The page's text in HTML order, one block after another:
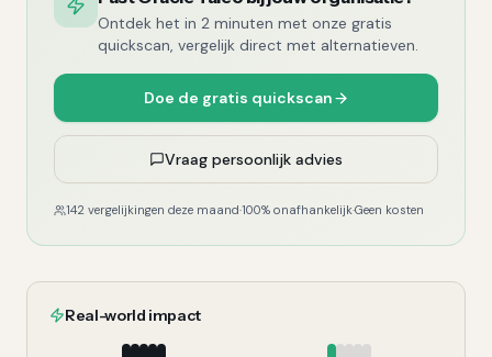
Ontdek het in 2 minuten met onze gratis
quickscan, vergelijk direct met alternatieven.
Doe de gratis quickscan
Vraag persoonlijk advies
142 vergelijkingen deze maand·100% onafhankelijk·Geen kosten
Real-world impact